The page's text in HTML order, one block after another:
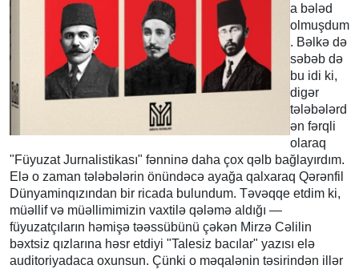
a bələd
olmuşdum
. Bəlkə də
səbəb də
bu idi ki,
digər
tələbələrd
ən fərqli
olaraq
"Füyuzat Jurnalistikası" fənninə daha çox qəlb bağlayırdım.
Elə o zaman tələbələrin önündəcə ayağa qalxaraq Qərənfil
Dünyaminqızından bir ricada bulundum. Təvəqqe etdim ki,
müəllif və müəllimimizin vaxtilə qələmə aldığı —
füyuzatçıların həmişə təəssübünü çəkən Mirzə Cəlilin
bəxtsiz qızlarına həsr etdiyi "Talesiz bacılar" yazısı elə
auditoriyadaca oxunsun. Çünki o məqalənin təsirindən illər